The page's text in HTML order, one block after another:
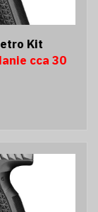
Kit
cca 30